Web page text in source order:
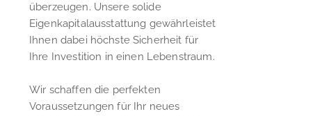
überzeugen. Unsere solide
Eigenkapitalausstattung gewährleistet
Ihnen dabei höchste Sicherheit für
Ihre Investition in einen Lebenstraum.
Wir schaffen die perfekten
Voraussetzungen für Ihr neues